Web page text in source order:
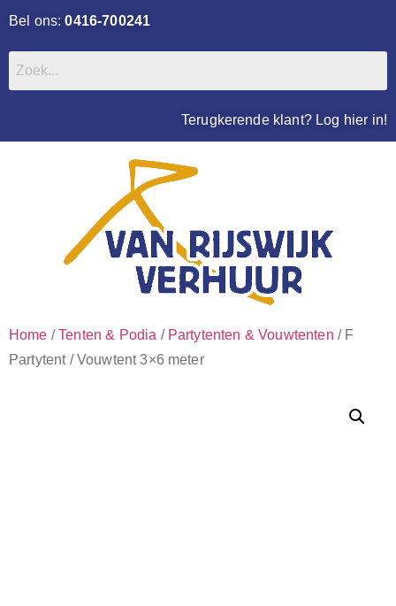
Bel ons:0416-700241
Terugkerende klant? Log hier in!
Home /Tenten & Podia / Partytenten & Vouwtenten / F
Partytent / Vouwtent 3×6 meter